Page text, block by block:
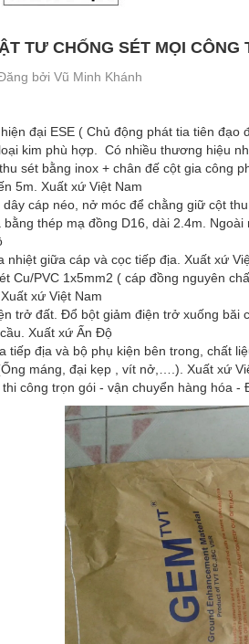
TƯ CHỐNG SÉT MỌI CÔNG
bởi Vũ Minh Khánh
đại ESE ( Chủ động phát tia tiên đạo
kim phù hợp. Có nhiều thương hiệu
sét bằng inox + chân đế cột gia công
5m. Xuất xứ Việt Nam
cáp néo, nở móc để chằng giữ cột
thép mạ đồng D16, dài 2.4m.
giữa cáp và cọc tiếp địa. Xuất xứ
PVC 1x5mm2 ( cáp đồng nguyên
xứ Việt Nam
đất. Đổ bột giảm điện trở xuống băi
Xuất xứ Ấn Độ
địa và bộ phụ kiện bên trong, chất
máng, đại kẹp , vít nở,….). Xuất xứ
công trọn gói - vận chuyển hàng hóa -